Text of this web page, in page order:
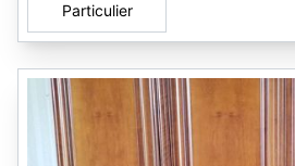
Particulier